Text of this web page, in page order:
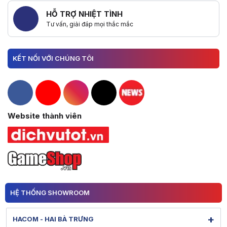
HỖ TRỢ NHIỆT TÌNH
Tư vấn, giải đáp mọi thắc mắc
KẾT NỐI VỚI CHÚNG TÔI
Hacom Facebook
Hacom YouTube
Hacom Instagram
Hacom TikTok
Website thành viên
HỆ THỐNG SHOWROOM
HACOM - HAI BÀ TRƯNG +